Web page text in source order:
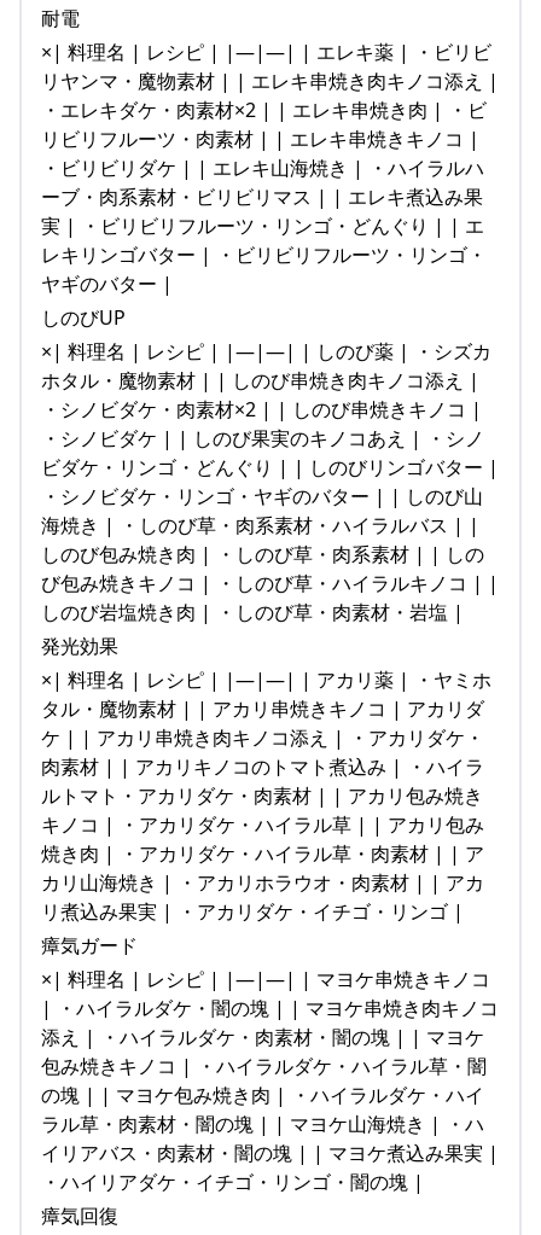
耐電
×| 料理名 | レシピ | |—|—| | エレキ薬 | ・ビリビ
リヤンマ・魔物素材 | | エレキ串焼き肉キノコ添え |
・エレキダケ・肉素材×2 | | エレキ串焼き肉 | ・ビ
リビリフルーツ・肉素材 | | エレキ串焼きキノコ |
・ビリビリダケ | | エレキ山海焼き | ・ハイラルハ
ーブ・肉系素材・ビリビリマス | | エレキ煮込み果
実 | ・ビリビリフルーツ・リンゴ・どんぐり | | エ
レキリンゴバター | ・ビリビリフルーツ・リンゴ・
ヤギのバター |
しのびUP
×| 料理名 | レシピ | |—|—| | しのび薬 | ・シズカ
ホタル・魔物素材 | | しのび串焼き肉キノコ添え |
・シノビダケ・肉素材×2 | | しのび串焼きキノコ |
・シノビダケ | | しのび果実のキノコあえ | ・シノ
ビダケ・リンゴ・どんぐり | | しのびリンゴバター |
・シノビダケ・リンゴ・ヤギのバター | | しのび山
海焼き | ・しのび草・肉系素材・ハイラルバス | |
しのび包み焼き肉 | ・しのび草・肉系素材 | | しの
び包み焼きキノコ | ・しのび草・ハイラルキノコ | |
しのび岩塩焼き肉 | ・しのび草・肉素材・岩塩 |
発光効果
×| 料理名 | レシピ | |—|—| | アカリ薬 | ・ヤミホ
タル・魔物素材 | | アカリ串焼きキノコ | アカリダ
ケ | | アカリ串焼き肉キノコ添え | ・アカリダケ・
肉素材 | | アカリキノコのトマト煮込み | ・ハイラ
ルトマト・アカリダケ・肉素材 | | アカリ包み焼き
キノコ | ・アカリダケ・ハイラル草 | | アカリ包み
焼き肉 | ・アカリダケ・ハイラル草・肉素材 | | ア
カリ山海焼き | ・アカリホラウオ・肉素材 | | アカ
リ煮込み果実 | ・アカリダケ・イチゴ・リンゴ |
瘴気ガード
×| 料理名 | レシピ | |—|—| | マヨケ串焼きキノコ
| ・ハイラルダケ・闇の塊 | | マヨケ串焼き肉キノコ
添え | ・ハイラルダケ・肉素材・闇の塊 | | マヨケ
包み焼きキノコ | ・ハイラルダケ・ハイラル草・闇
の塊 | | マヨケ包み焼き肉 | ・ハイラルダケ・ハイ
ラル草・肉素材・闇の塊 | | マヨケ山海焼き | ・ハ
イリアバス・肉素材・闇の塊 | | マヨケ煮込み果実 |
・ハイリアダケ・イチゴ・リンゴ・闇の塊 |
瘴気回復